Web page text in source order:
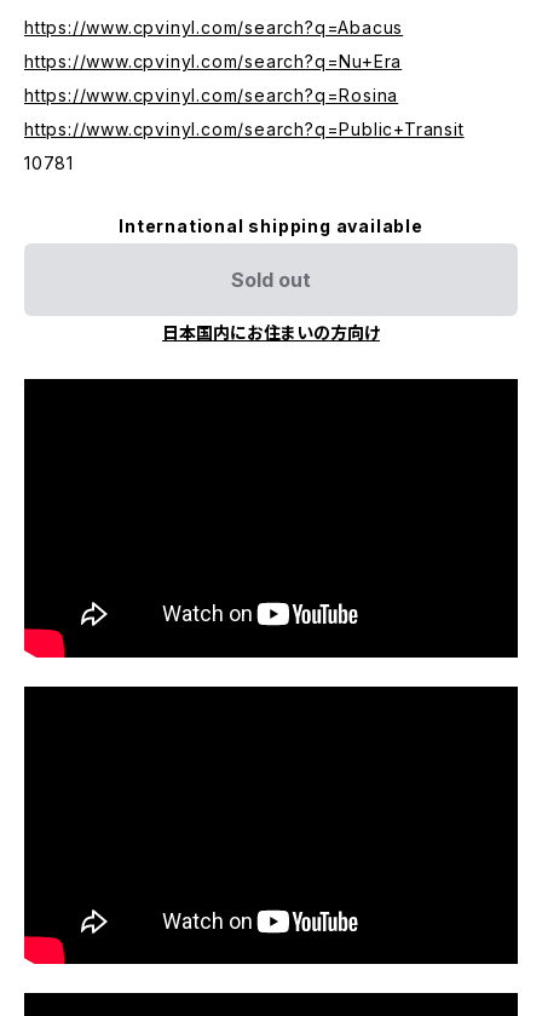
https://www.cpvinyl.com/search?q=Abacus
https://www.cpvinyl.com/search?q=Nu+Era
https://www.cpvinyl.com/search?q=Rosina
https://www.cpvinyl.com/search?q=Public+Transit
10781
International shipping available
Sold out
日本国内にお住まいの方向け